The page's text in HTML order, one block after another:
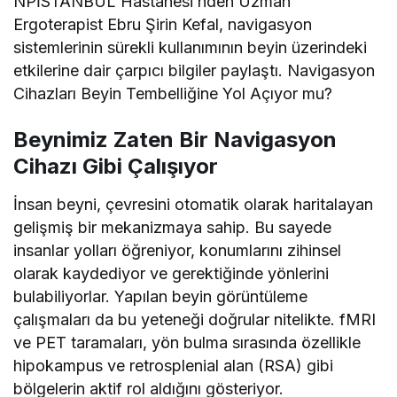
Ergoterapist Ebru Şirin Kefal, navigasyon
sistemlerinin sürekli kullanımının beyin üzerindeki
etkilerine dair çarpıcı bilgiler paylaştı. Navigasyon
Cihazları Beyin Tembelliğine Yol Açıyor mu?
Beynimiz Zaten Bir Navigasyon
Cihazı Gibi Çalışıyor
İnsan beyni, çevresini otomatik olarak haritalayan
gelişmiş bir mekanizmaya sahip. Bu sayede
insanlar yolları öğreniyor, konumlarını zihinsel
olarak kaydediyor ve gerektiğinde yönlerini
bulabiliyorlar. Yapılan beyin görüntüleme
çalışmaları da bu yeteneği doğrular nitelikte. fMRI
ve PET taramaları, yön bulma sırasında özellikle
hipokampus ve retrosplenial alan (RSA) gibi
bölgelerin aktif rol aldığını gösteriyor.